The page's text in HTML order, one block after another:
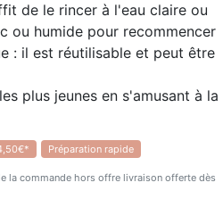
de le rincer à l'eau claire ou
ou humide pour recommencer
: il est réutilisable et peut être
plus jeunes en s'amusant à la
à pointe fine et convient aux
Préparation rapide
la commande hors offre livraison offerte dès